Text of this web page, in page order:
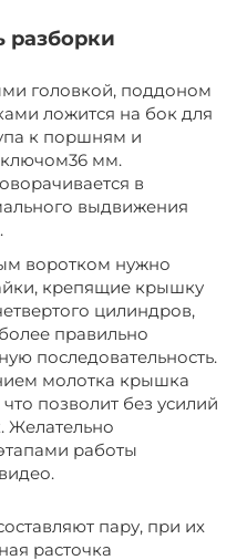
разборки
головкой, поддоном
ложится на бок для
к поршням и
мм.
в
выдвижения
воротком нужно
крепящие крышку
цилиндров,
правильно
последовательность.
молотка крышка
что позволит без усилий
Желательно
работы
пару, при их
расточка